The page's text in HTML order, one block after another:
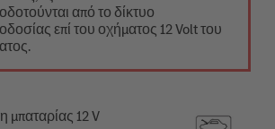
από το δίκτυο
επί του οχήματος 12 Volt του
12 V